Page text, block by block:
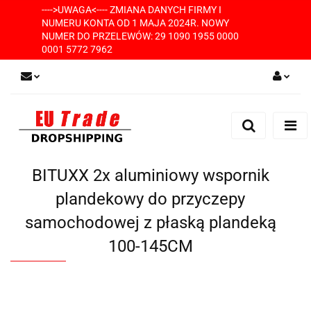
---->UWAGA<---- ZMIANA DANYCH FIRMY I
NUMERU KONTA OD 1 MAJA 2024R. NOWY
NUMER DO PRZELEWÓW: 29 1090 1955 0000
0001 5772 7962
Zarejestruj się
BITUXX 2x aluminiowy wspornik
plandekowy do przyczepy
samochodowej z płaską plandeką
100-145CM